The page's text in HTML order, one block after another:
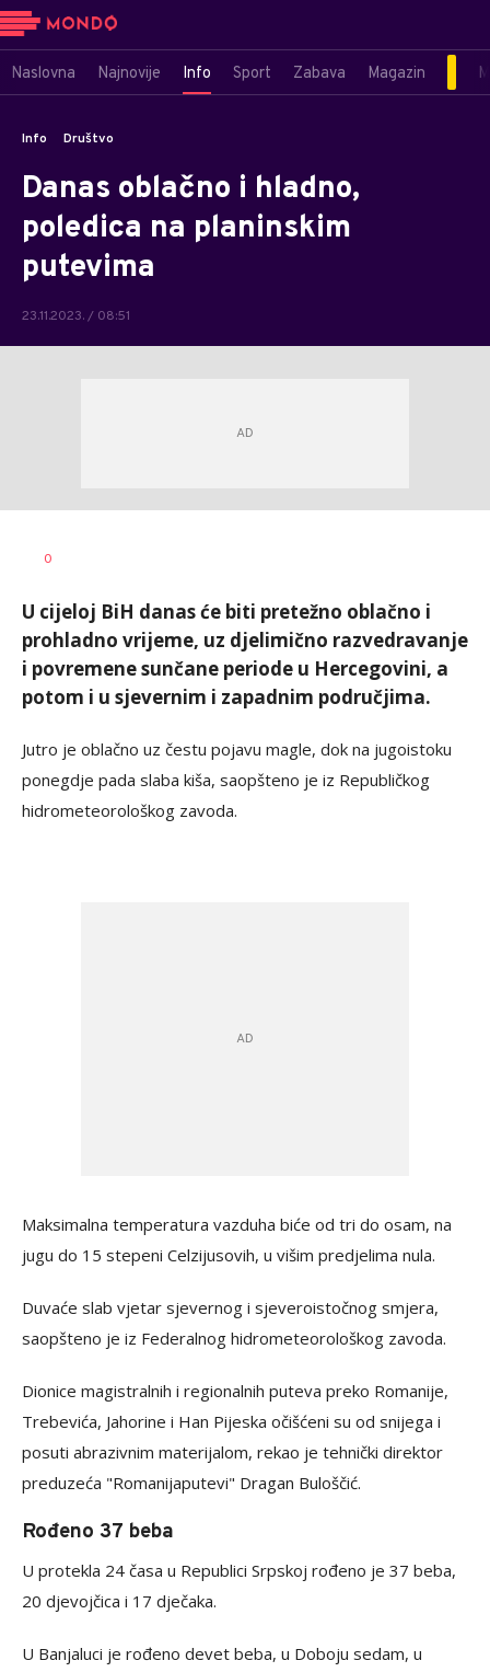
Naslovna Najnovije Info Sport Zabava Magazin
Info Društvo
Danas oblačno i hladno,
poledica na planinskim
putevima
23.11.2023. / 08:51
AUTOR
0
U cijeloj BiH danas će biti pretežno oblačno i
prohladno vrijeme, uz djelimično razvedravanje
i povremene sunčane periode u Hercegovini, a
potom i u sjevernim i zapadnim područjima.
Jutro je oblačno uz čestu pojavu magle, dok na jugoistoku
ponegdje pada slaba kiša, saopšteno je iz Republičkog
hidrometeorološkog zavoda.
Maksimalna temperatura vazduha biće od tri do osam, na
jugu do 15 stepeni Celzijusovih, u višim predjelima nula.
Duvaće slab vjetar sjevernog i sjeveroistočnog smjera,
saopšteno je iz Federalnog hidrometeorološkog zavoda.
Dionice magistralnih i regionalnih puteva preko Romanije,
Trebevića, Jahorine i Han Pijeska očišćeni su od snijega i
posuti abrazivnim materijalom, rekao je tehnički direktor
preduzeća "Romanijaputevi" Dragan Buloščić.
Rođeno 37 beba
U protekla 24 časa u Republici Srpskoj rođeno je 37 beba,
20 djevojčica i 17 dječaka.
U Banjaluci je rođeno devet beba, u Doboju sedam, u